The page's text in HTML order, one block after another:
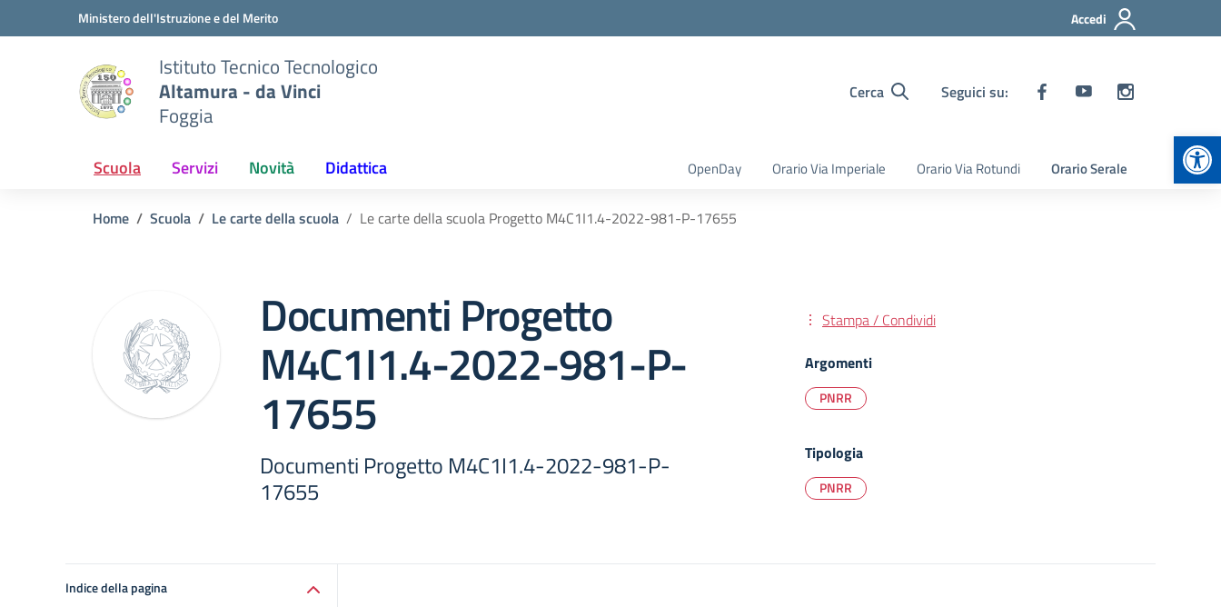
Vai ai contenuti
Vai al menu di navigazioneMinistero dell'Istruzione e del Merito Accedi
Istituto Tecnico Tecnologico
Altamura - da Vinci
Foggia
Cerca Seguici su:
Scuola Servizi Novità Didattica OpenDay Orario Via Imperiale Orario Via Rotundi Orario Serale
Home Scuola Le carte della scuola Le carte della scuola Progetto M4C1I1.4-2022-981-P-17655
Documenti Progetto
M4C1I1.4-2022-981-P-
17655
Documenti Progetto M4C1I1.4-2022-981-P-
17655
Stampa / Condividi
Argomenti
PNRR
Tipologia
PNRR
Indice della pagina